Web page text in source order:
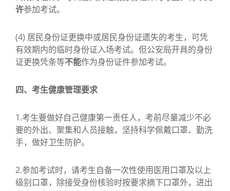
许参加考试。
(4) 居民身份证更换中或居民身份证遗失的考生，可凭
有效期内的临时身份证入场考试。但公安局开具的身份
证更换凭条等不能作为身份证件参加考试。
四、考生健康管理要求
1.考生要做好自己健康第一责任人，考前尽量减少不必
要的外出、聚集和人员接触，坚持科学佩戴口罩、勤洗
手，做好卫生防护。
2.参加考试时，请考生自备一次性使用医用口罩及以上
级别口罩，除接受身份核验时按要求摘下口罩外，进出